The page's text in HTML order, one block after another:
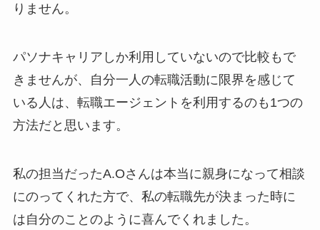
りません。
パソナキャリアしか利用していないので比較もで
きませんが、自分一人の転職活動に限界を感じて
いる人は、転職エージェントを利用するのも1つの
方法だと思います。
私の担当だったA.Oさんは本当に親身になって相談
にのってくれた方で、私の転職先が決まった時に
は自分のことのように喜んでくれました。